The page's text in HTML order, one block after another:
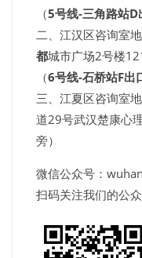
（5号线-三角路站D
二、江汉区咨询室
都城市广场2号楼
（6号线-石桥站F出
三、江夏区咨询室
道29号武汉楚康心
旁）
微信公众号：
扫码关注我们的公